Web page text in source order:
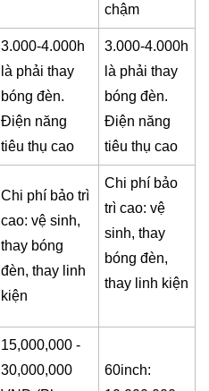
chậm
3.000-4.000h
là phải thay
bóng đèn.
Điện năng
tiêu thụ cao
3.000-4.000h
là phải thay
bóng đèn.
Điện năng
tiêu thụ cao
Chi phí bảo trì
cao: vệ sinh,
thay bóng
đèn, thay linh
kiện
Chi phí bảo
trì cao: vệ
sinh, thay
bóng đèn,
thay linh kiện
15,000,000 -
30,000,000
60inch: